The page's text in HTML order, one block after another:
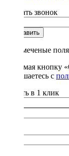
Заказать звонок
Отправить
* - отмеченые
Нажимая кнопку
соглашаетесь с
Купить в 1 клик